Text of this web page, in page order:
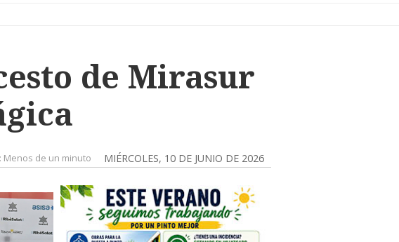
de Mirasur
MIÉRCOLES, 10 DE JUNIO DE 2026
Menos de un minuto